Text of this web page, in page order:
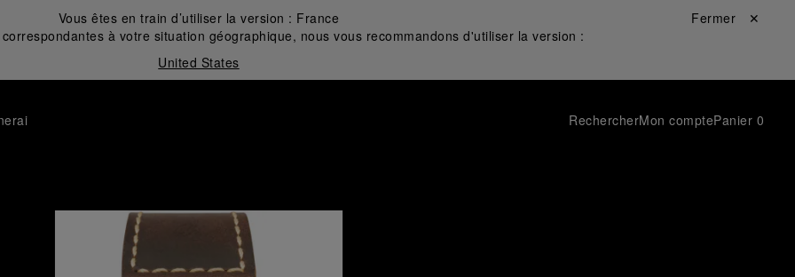
Vous êtes en train d’utiliser la version : France
à votre situation géographique, nous vous recommandons d'utiliser la version :
United States
Fermer ✕
RechercherMon comptePanier 0